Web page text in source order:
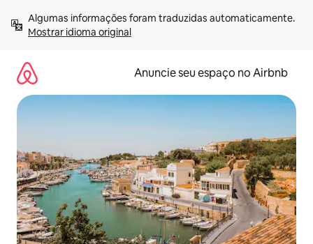
para
Mostrar idioma original
Anuncie seu espaço no Airbnb